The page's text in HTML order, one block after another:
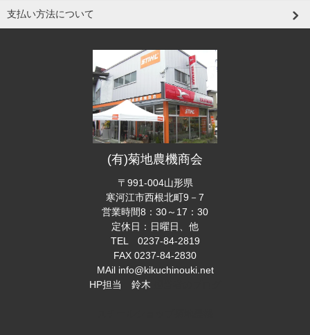
支払い方法について
(有)菊地農機商会
〒991-004山形県
寒河江市西根北町9－7
営業時間8：30～17：30
定休日：日曜日、他
TEL 0237-84-2819
FAX 0237-84-2830
MAil info@kikuchinouki.net
HP担当 鈴木